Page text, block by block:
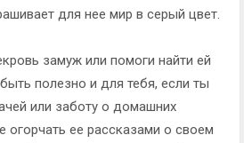
для нее мир в серый цвет.
замуж или помоги найти ей
полезно и для тебя, если ты
или заботу о домашних
огорчать ее рассказами о своем